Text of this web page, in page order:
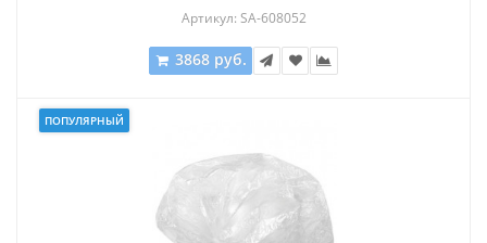
Артикул: SA-608052
3868 руб.
ПОПУЛЯРНЫЙ